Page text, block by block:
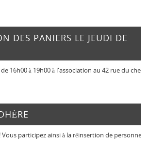
DES PANIERS LE JEUDI DE
à 19h00 à l'association au 42 rue du chemin
participez ainsi à la réinsertion de personnes en